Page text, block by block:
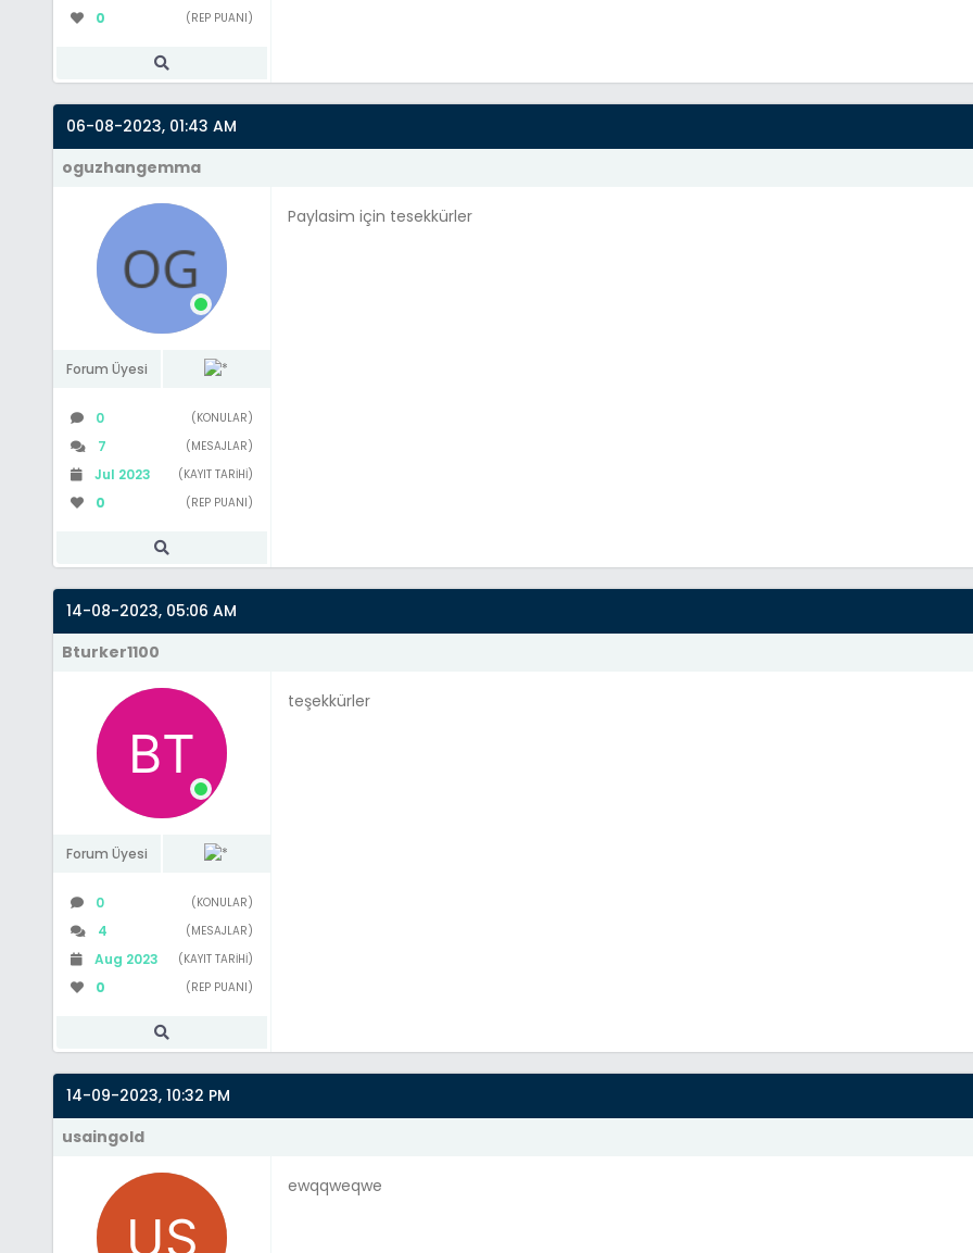
0 (REP PUANI)
06-08-2023, 01:43 AM
oguzhangemma
Forum Üyesi
0 (KONULAR)
7 (MESAJLAR)
Jul 2023 (KAYIT TARIHI)
0 (REP PUANI)
Paylasim için tesekkürler
14-08-2023, 05:06 AM
Bturker1100
Forum Üyesi
0 (KONULAR)
4 (MESAJLAR)
Aug 2023 (KAYIT TARIHI)
0 (REP PUANI)
teşekkürler
14-09-2023, 10:32 PM
usaingold
ewqqweqwe